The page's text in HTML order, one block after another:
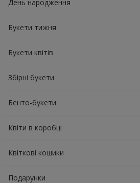
День народження
Букети тижня
Букети квітів
Збірні букети
Бенто-букети
Квіти в коробці
Квіткові кошики
Подарунки